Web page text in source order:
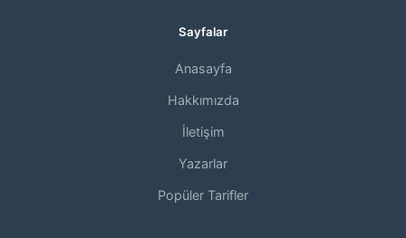
Sayfalar
Anasayfa
Hakkımızda
İletişim
Yazarlar
Popüler Tarifler